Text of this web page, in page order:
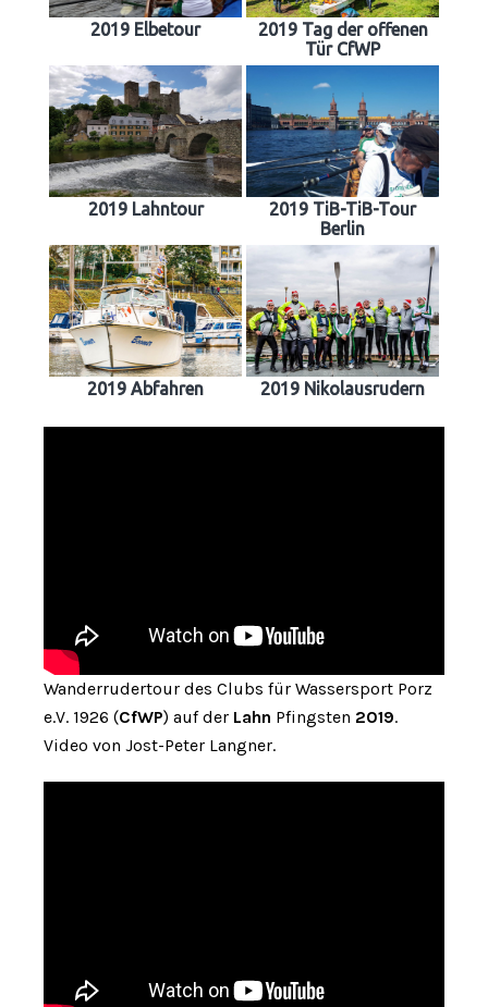
2019 Elbetour
2019 Tag der offenen
Tür CfWP
2019 Lahntour
2019 TiB-TiB-Tour
Berlin
2019 Abfahren 2019 Nikolausrudern
Wanderrudertour des Clubs für Wassersport Porz
e.V. 1926 (CfWP) auf der Lahn Pfingsten 2019.
Video von Jost-Peter Langner.